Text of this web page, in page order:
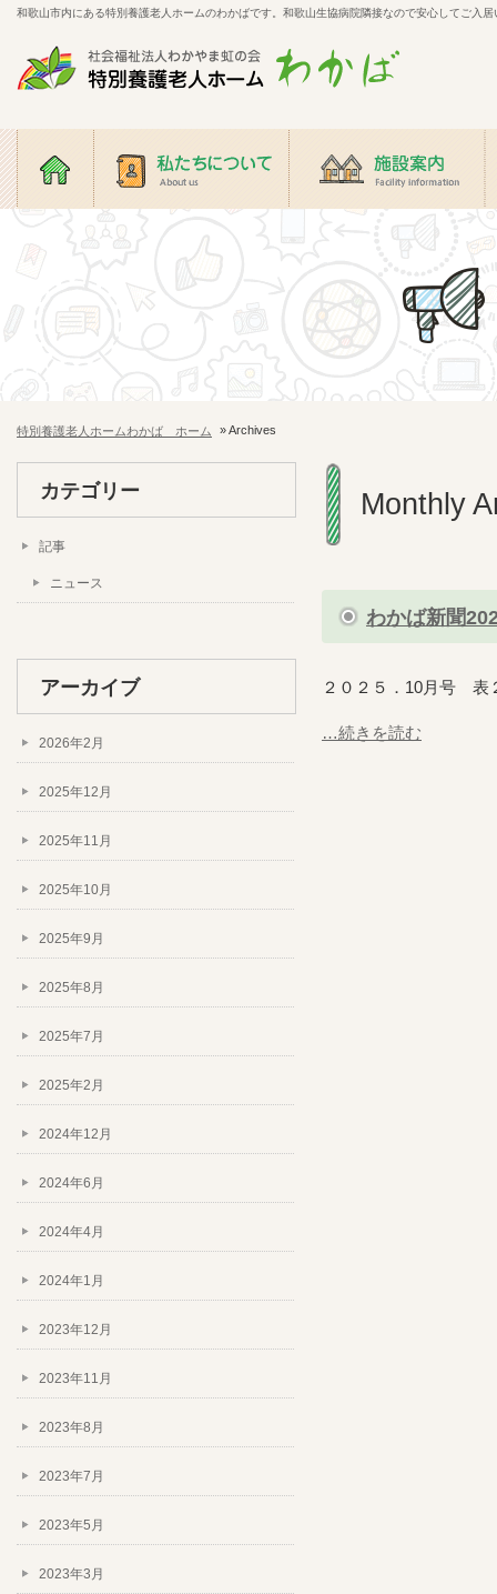
和歌山市内にある特別養護老人ホームのわかばです。和歌山生協病院隣接なので安心してご入居
かば
私たちについて
特別養護老人ホームわかば ホーム » Archives
Monthly
わかば新聞
２０２５．10月号
…続きを読む
カテゴリー
記事
ニュース
アーカイブ
2026年2月
2025年12月
2025年11月
2025年10月
2025年9月
2025年8月
2025年7月
2025年2月
2024年12月
2024年6月
2024年4月
2024年1月
2023年12月
2023年11月
2023年8月
2023年7月
2023年5月
2023年3月